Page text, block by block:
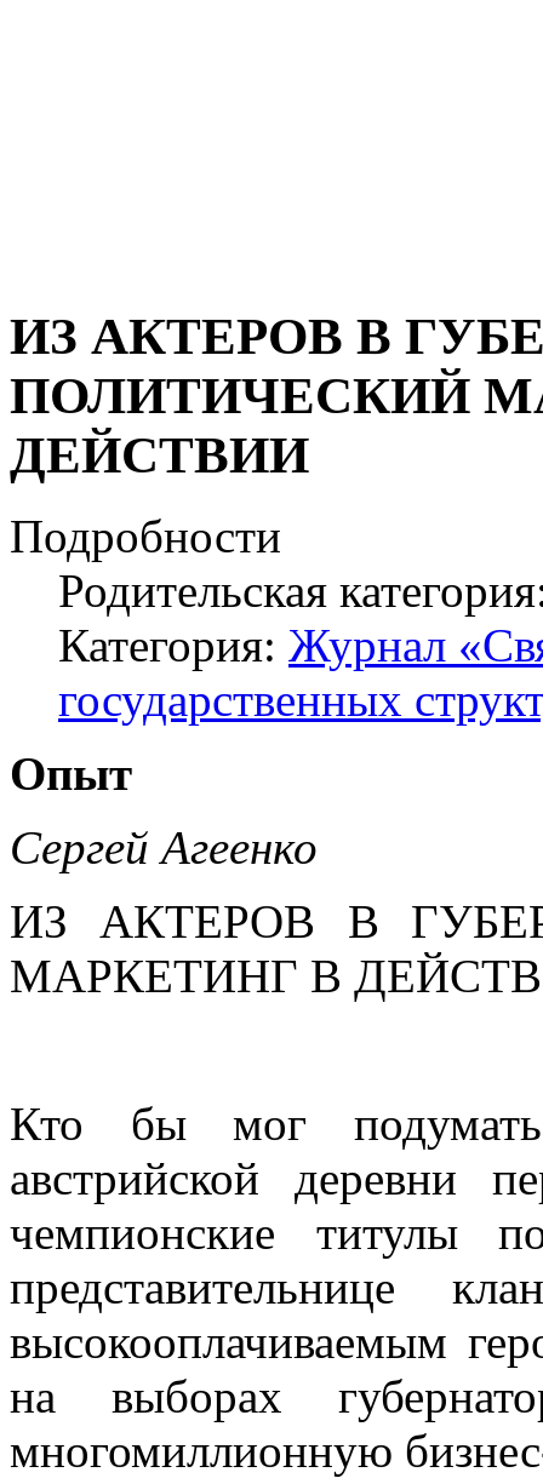
ИЗ АКТЕРОВ В
ПОЛИТИЧЕСКИЙ
ДЕЙСТВИИ
Подробности
Родительская
Категория: Журнал
государственных
Опыт
Сергей Агеенко
ИЗ АКТЕРОВ В
МАРКЕТИНГ В
Кто бы мог
австрийской деревни
чемпионские титулы
представительнице
высокооплачиваемым
на выборах
многомиллионную